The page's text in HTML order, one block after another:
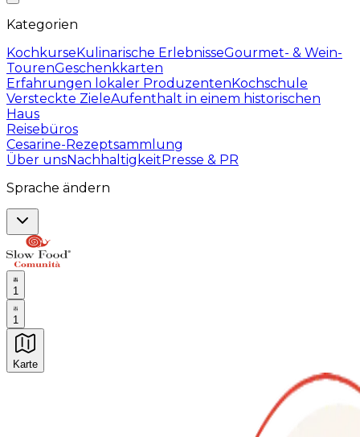
Kategorien
KochkurseKulinarische ErlebnisseGourmet- & Wein-
TourenGeschenkkarten
Erfahrungen lokaler ProduzentenKochschule
Versteckte ZieleAufenthalt in einem historischen
Haus
Reisebüros
Cesarine-Rezeptsammlung
Über unsNachhaltigkeitPresse & PR
Sprache ändern
1
1
Karte
Unvergessliche kulinarische Erlebnisse: